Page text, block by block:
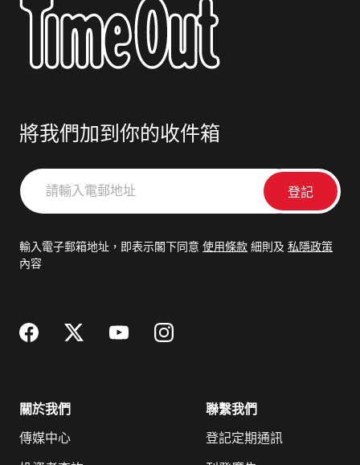
將我們加到你的收件箱
請
輸
郵
輸入電子郵箱地址，即表示閣下同意 使用條款 細則及 私隱政策
內容
關於我們
傳媒中心
聯繫我們
登記定期通訊